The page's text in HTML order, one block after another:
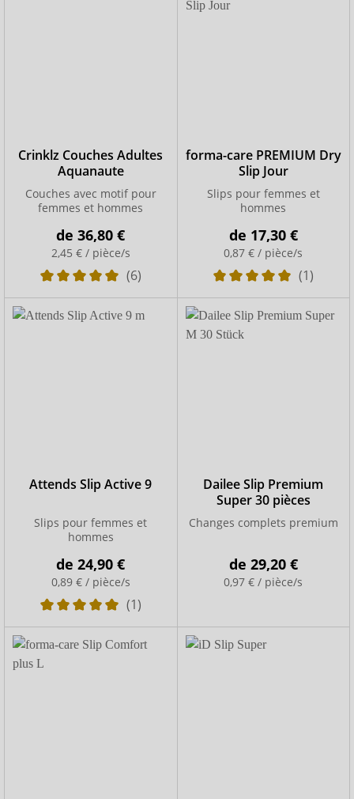
Crinklz Couches Adultes
Aquanaute
Couches avec motif pour
femmes et hommes
de36,80 €
2,45 € / pièce/s
(6)
forma-care PREMIUM Dry
Slip Jour
Slips pour femmes et
hommes
de 17,30 €
0,87 € / pièce/s
(1)
Attends Slip Active 9
Slips pour femmes et
hommes
de24,90 €
0,89 € / pièce/s
(1)
Dailee Slip Premium
Super 30 pièces
Changes complets premium
de 29,20 €
0,97 € / pièce/s